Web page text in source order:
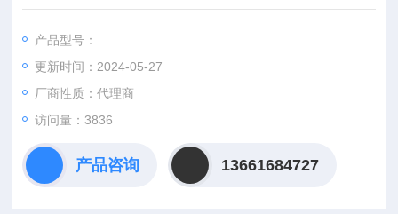
产品型号：
更新时间：2024-05-27
厂商性质：代理商
访问量：3836
产品咨询 13661684727